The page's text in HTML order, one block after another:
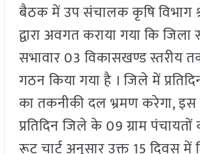
बैठक में उप संचालक कृषि विभाग
द्वारा अवगत कराया गया कि जिला
सभावार 03 विकासखण्ड स्तरीय
गठन किया गया है । जिले में
का तकनीकी दल भ्रमण करेगा, इस
प्रतिदिन जिले के 09 ग्राम
रूट चार्ट अनुसार उक्त 15 दिवस में